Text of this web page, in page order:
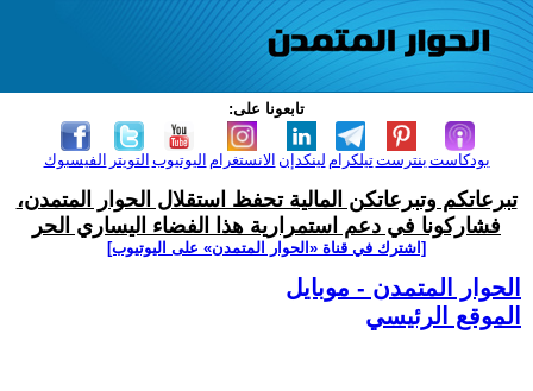
تابعونا على:
الفيسبوك التويتر اليوتيوب الانستغرام لينكدإن تيلكرامبنترست بودكاست
تبرعاتكم وتبرعاتكن المالية تحفظ استقلال الحوار المتمدن،
فشاركونا في دعم استمرارية هذا الفضاء اليساري الحر
[اشترك في قناة ‫«الحوار المتمدن» على اليوتيوب]
الحوار المتمدن - موبايل
الموقع الرئيسي